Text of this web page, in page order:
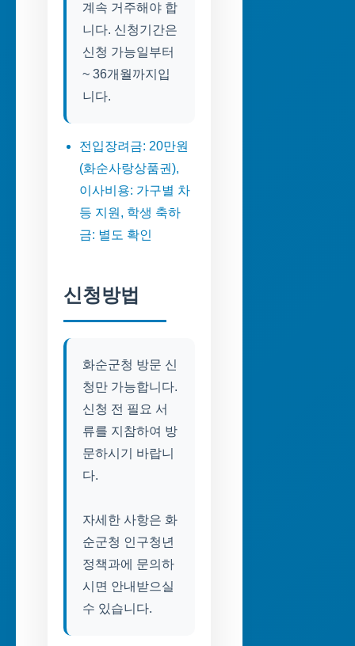
계속 거주해야 합
니다. 신청기간은
신청 가능일부터
~ 36개월까지입
니다.
전입장려금: 20만원
(화순사랑상품권),
이사비용: 가구별 차
등 지원, 학생 축하
금: 별도 확인
신청방법
화순군청 방문 신
청만 가능합니다.
신청 전 필요 서
류를 지참하여 방
문하시기 바랍니
다.
자세한 사항은 화
순군청 인구청년
정책과에 문의하
시면 안내받으실
수 있습니다.